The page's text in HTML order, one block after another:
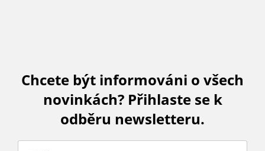
Chcete být informováni o všech
novinkách? Přihlaste se k
odběru newsletteru.